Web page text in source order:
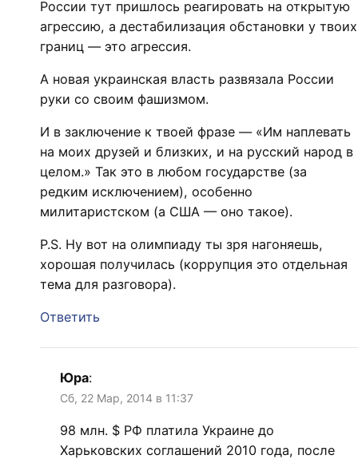
России тут пришлось реагировать на открытую
агрессию, а дестабилизация обстановки у твоих
границ — это агрессия.
А новая украинская власть развязала России
руки со своим фашизмом.
И в заключение к твоей фразе — «Им наплевать
на моих друзей и близких, и на русский народ в
целом.» Так это в любом государстве (за
редким исключением), особенно
милитаристском (а США — оно такое).
P.S. Ну вот на олимпиаду ты зря нагоняешь,
хорошая получилась (коррупция это отдельная
тема для разговора).
Ответить
Юра:
Сб, 22 Мар, 2014 в 11:37
98 млн. $ РФ платила Украине до
Харьковских соглашений 2010 года, после